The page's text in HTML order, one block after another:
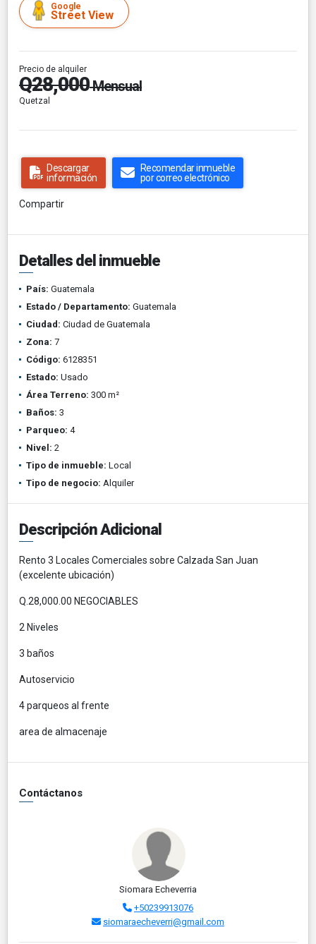
Google
Street View
Precio de alquiler
Q28,000Mensual
Quetzal
Descargar
información
Recomendar inmueble
por correo electrónico
Compartir
Detalles del inmueble
País: Guatemala
Estado / Departamento: Guatemala
Ciudad: Ciudad de Guatemala
Zona: 7
Código: 6128351
Estado: Usado
Área Terreno: 300 m²
Baños: 3
Parqueo: 4
Nivel: 2
Tipo de inmueble: Local
Tipo de negocio: Alquiler
Descripción Adicional
Rento 3 Locales Comerciales sobre Calzada San Juan
(excelente ubicación)
Q.28,000.00 NEGOCIABLES
2 Niveles
3 baños
Autoservicio
4 parqueos al frente
area de almacenaje
Contáctanos
Siomara Echeverria
+50239913076
siomaraecheverri@gmail.com